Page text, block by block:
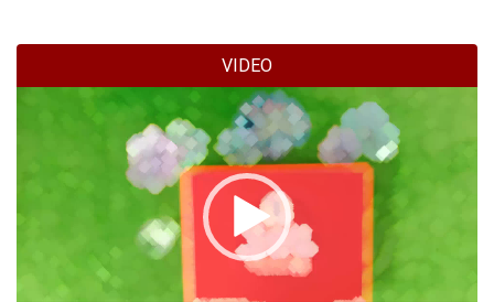
VIDEO